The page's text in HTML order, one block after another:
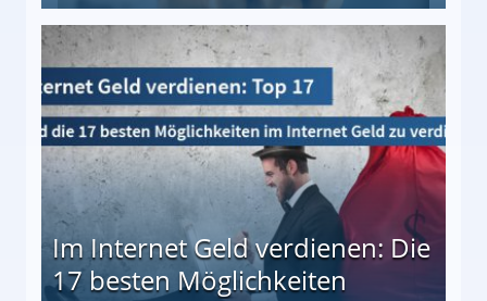
besten Möglichkeiten
Im Internet Geld verdienen: Die
17 besten Möglichkeiten